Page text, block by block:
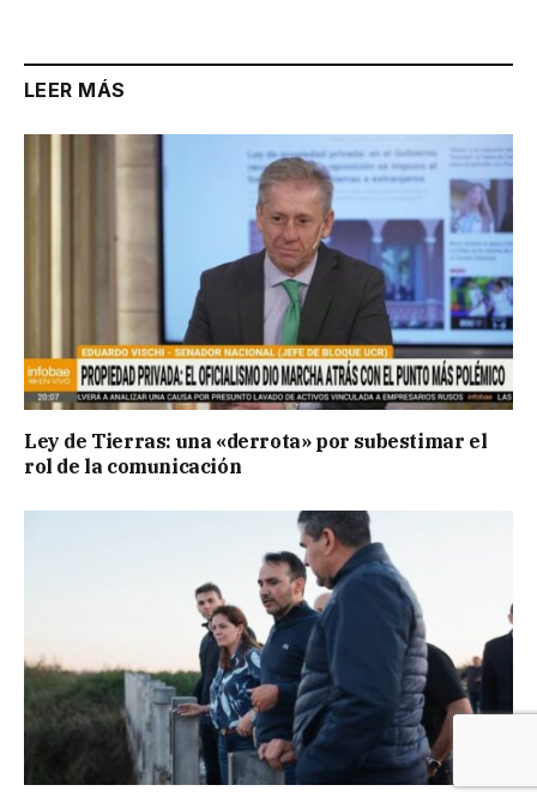
LEER MÁS
Ley de Tierras: una «derrota» por subestimar el
rol de la comunicación